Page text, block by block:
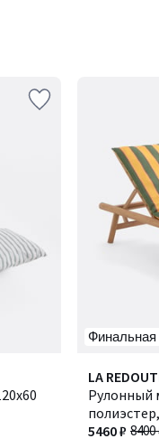
Финальная
LA
Рулонный
ВАЛЕРИЯ
8400
5460 ₽
2
/
5